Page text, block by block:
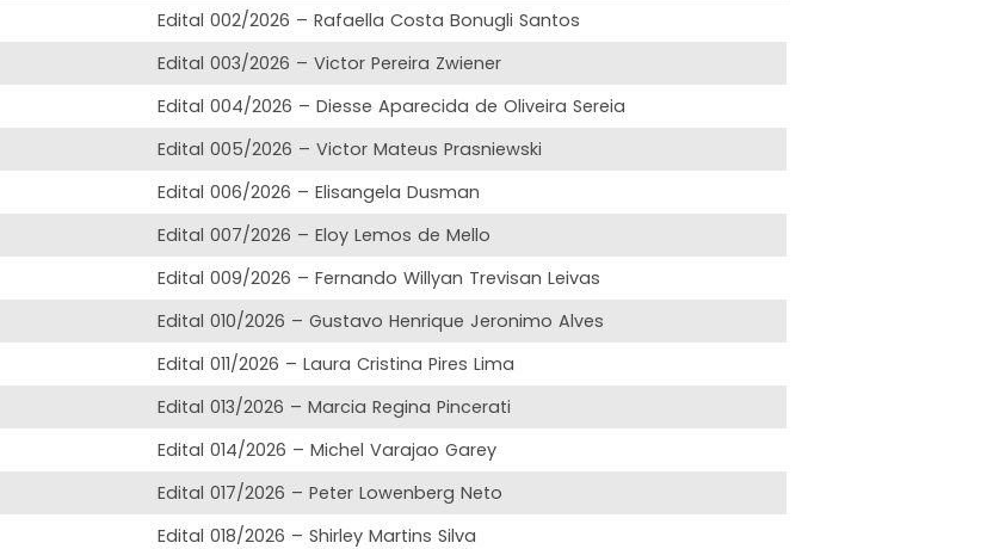
Edital 002/2026 – Rafaella Costa Bonugli Santos
Edital 003/2026 – Victor Pereira Zwiener
Edital 004/2026 – Diesse Aparecida de Oliveira Sereia
Edital 005/2026 – Victor Mateus Prasniewski
Edital 006/2026 – Elisangela Dusman
Edital 007/2026 – Eloy Lemos de Mello
Edital 009/2026 – Fernando Willyan Trevisan Leivas
Edital 010/2026 – Gustavo Henrique Jeronimo Alves
Edital 011/2026 – Laura Cristina Pires Lima
Edital 013/2026 – Marcia Regina Pincerati
Edital 014/2026 – Michel Varajao Garey
Edital 017/2026 – Peter Lowenberg Neto
Edital 018/2026 – Shirley Martins Silva